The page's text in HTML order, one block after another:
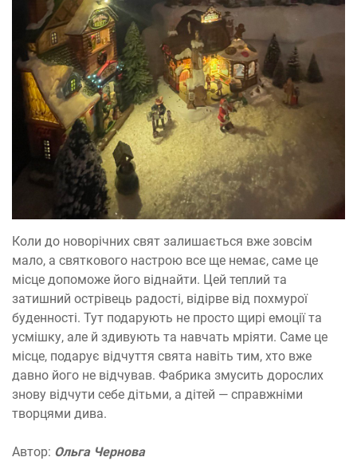
Коли до новорічних свят залишається вже зовсім
мало, а святкового настрою все ще немає, саме це
місце допоможе його віднайти. Цей теплий та
затишний острівець радості, відірве від похмурої
буденності. Тут подарують не просто щирі емоції та
усмішку, але й здивують та навчать мріяти. Саме це
місце, подарує відчуття свята навіть тим, хто вже
давно його не відчував. Фабрика змусить дорослих
знову відчути себе дітьми, а дітей — справжніми
творцями дива.
Автор: Ольга Чернова